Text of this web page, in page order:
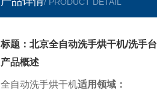
标题：北京全自动洗手烘干机/洗手台
产品概述
全自动洗手烘干机适用领域：